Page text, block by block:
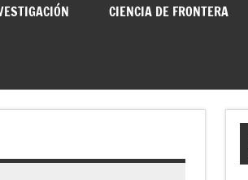
CIENCIA DE FRONTERA